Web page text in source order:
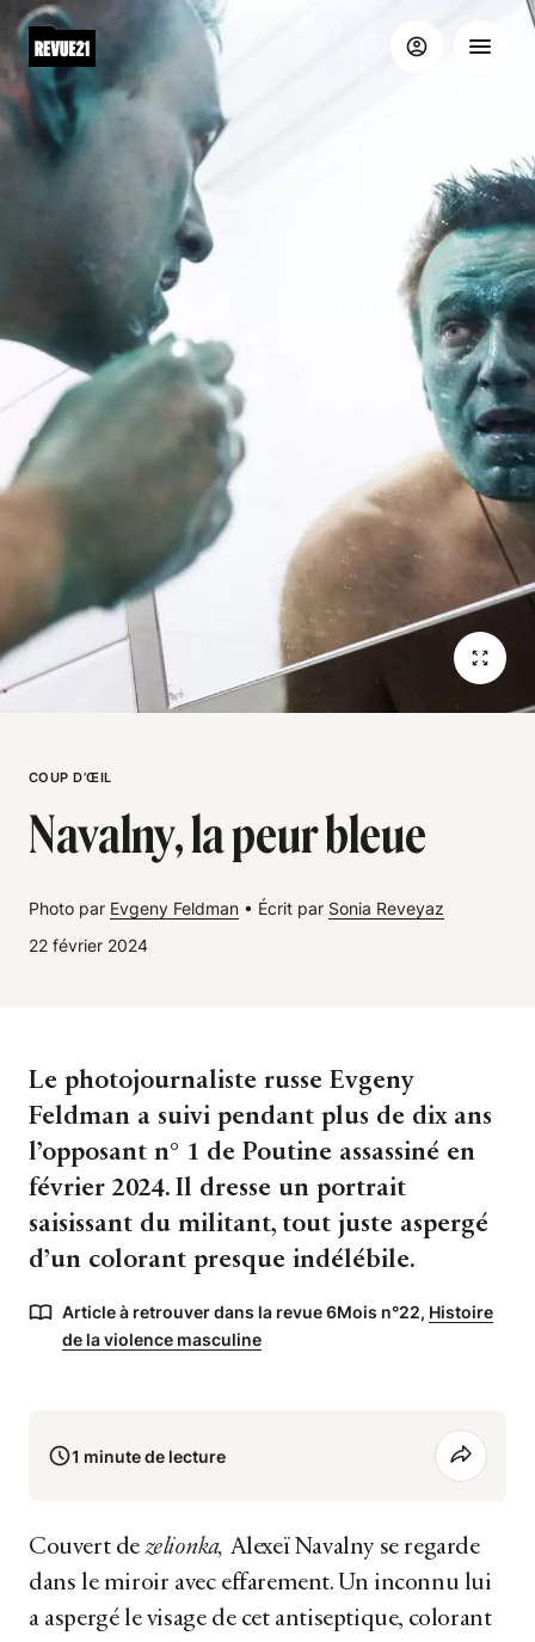
COUP D’ŒIL
Navalny, la peur bleue
Photo par Evgeny Feldman • Écrit par Sonia Reveyaz
22 février 2024
Le photojournaliste russe Evgeny
Feldman a suivi pendant plus de dix ans
l’opposant n° 1 de Poutine assassiné en
février 2024. Il dresse un portrait
saisissant du militant, tout juste aspergé
d’un colorant presque indélébile.
Article à retrouver dans la revue 6Mois n°22, Histoire
de la violence masculine
1 minute de lecture
Couvert dezelionka, Alexeï Navalny se regarde
dans le miroir avec effarement. Un inconnu lui
a aspergé le visage de cet antiseptique, colorant